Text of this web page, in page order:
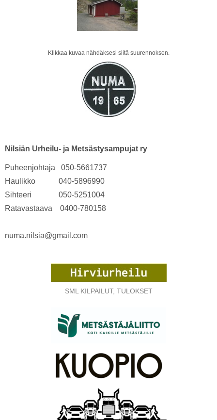
Klikkaa kuvaa nähdäksesi siitä suurennoksen.
Nilsiän Urheilu- ja Metsästysampujat ry
Puheenjohtaja 050-5661737
Haulikko 040-5896990
Sihteeri 050-5251004
Ratavastaava 0400-780158
numa.nilsia@gmail.com
SML KILPAILUT, TULOKSET